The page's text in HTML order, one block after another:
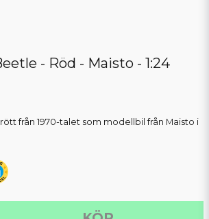
- Röd - Maisto - 1:24
från 1970-talet som modellbil från Maisto i